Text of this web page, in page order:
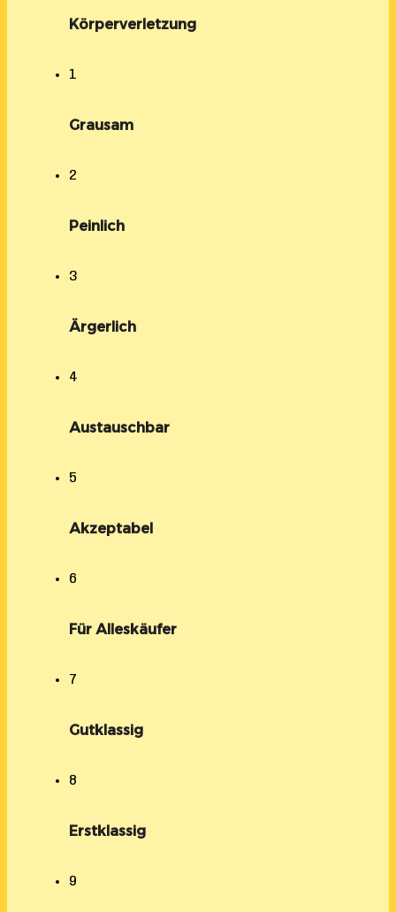
Körperverletzung
1
Grausam
2
Peinlich
3
Ärgerlich
4
Austauschbar
5
Akzeptabel
6
Für Alleskäufer
7
Gutklassig
8
Erstklassig
9